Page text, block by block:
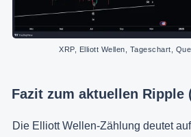
XRP, Elliott Wellen, Tageschart,
Fazit zum aktuellen Ripple
Die Elliott Wellen-Zählung deutet